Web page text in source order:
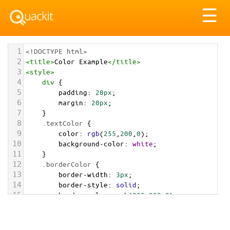
☰
1 <!DOCTYPE html>
2 <title>Color Example</title>
3 <style>
4 div {
5 padding: 20px;
6 margin: 20px;
7 }
8 .textColor {
9 color: rgb(255 200 0);
10 background-color: white;
11 }
12 .borderColor {
13 border-width: 3px;
14 border-style: solid;
15 border-color: rgb(255,200,0);